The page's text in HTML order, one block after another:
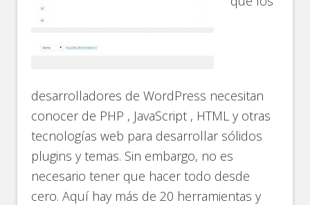
desarrolladores de WordPress necesitan
conocer de PHP , JavaScript , HTML y otras
tecnologías web para desarrollar sólidos
plugins y temas. Sin embargo, no es
necesario tener que hacer todo desde
cero. Aquí hay más de 20 herramientas y